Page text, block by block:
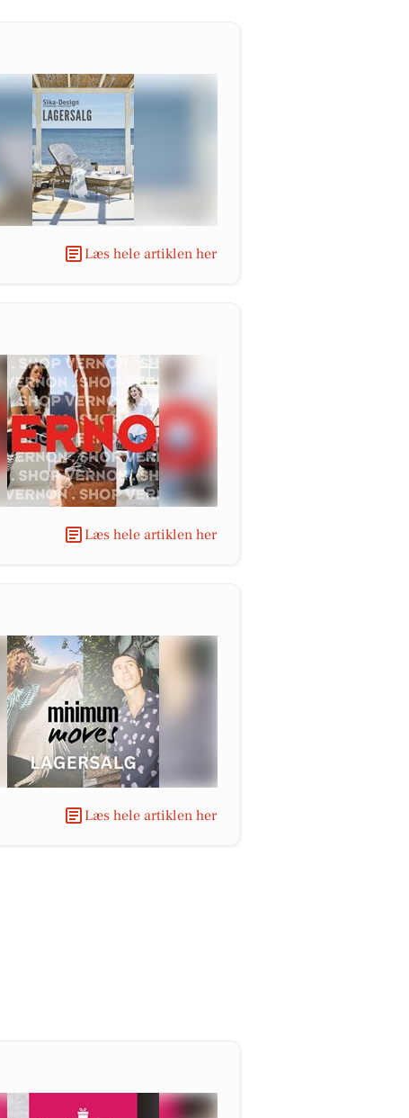
Læs hele artiklen her
Læs hele artiklen her
Læs hele artiklen her